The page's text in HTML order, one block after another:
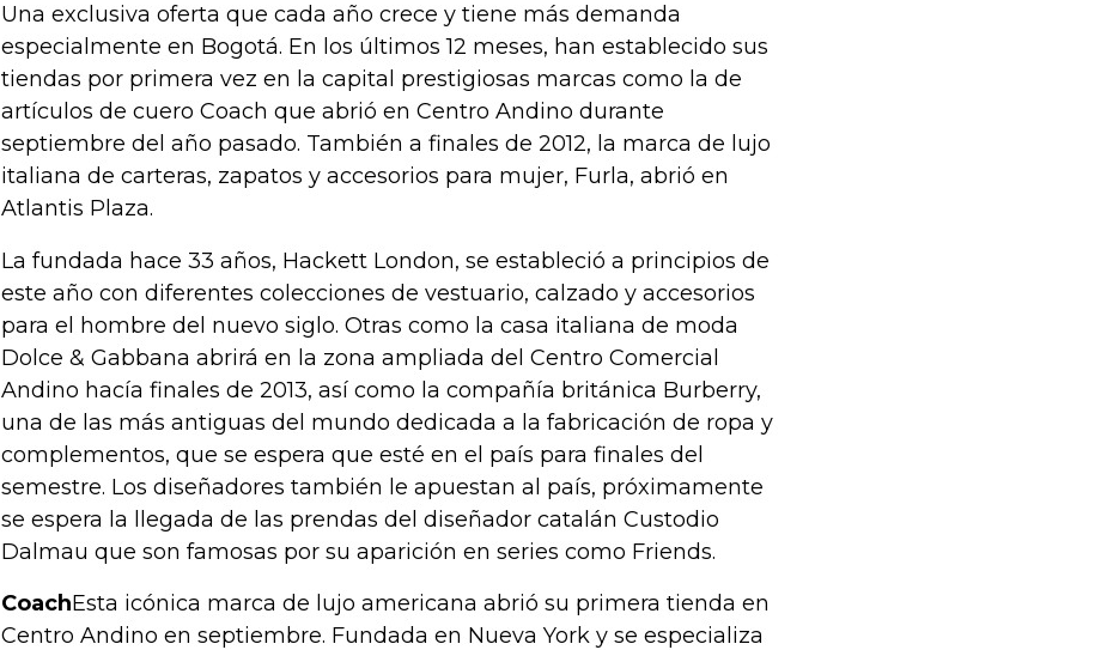
Una exclusiva oferta que cada año crece y tiene más demanda
especialmente en Bogotá. En los últimos 12 meses, han establecido sus
tiendas por primera vez en la capital prestigiosas marcas como la de
artículos de cuero Coach que abrió en Centro Andino durante
septiembre del año pasado. También a finales de 2012, la marca de lujo
italiana de carteras, zapatos y accesorios para mujer, Furla, abrió en
Atlantis Plaza.
La fundada hace 33 años, Hackett London, se estableció a principios de
este año con diferentes colecciones de vestuario, calzado y accesorios
para el hombre del nuevo siglo. Otras como la casa italiana de moda
Dolce & Gabbana abrirá en la zona ampliada del Centro Comercial
Andino hacía finales de 2013, así como la compañía británica Burberry,
una de las más antiguas del mundo dedicada a la fabricación de ropa y
complementos, que se espera que esté en el país para finales del
semestre. Los diseñadores también le apuestan al país, próximamente
se espera la llegada de las prendas del diseñador catalán Custodio
Dalmau que son famosas por su aparición en series como Friends.
CoachEsta icónica marca de lujo americana abrió su primera tienda en
Centro Andino en septiembre. Fundada en Nueva York y se especializa